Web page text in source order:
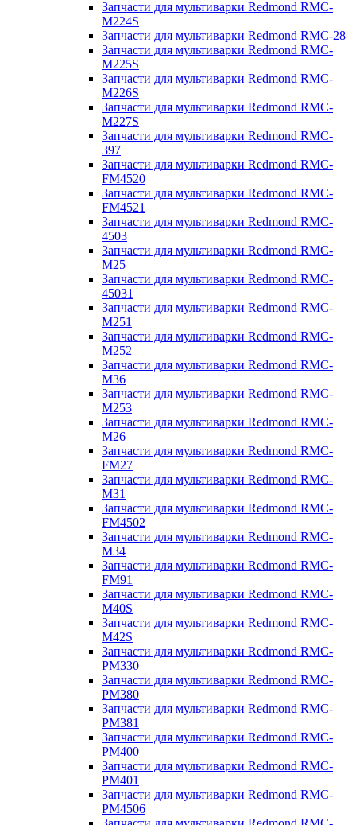
Запчасти для мультиварки Redmond RMC-
M224S
Запчасти для мультиварки Redmond RMC-28
Запчасти для мультиварки Redmond RMC-
M225S
Запчасти для мультиварки Redmond RMC-
M226S
Запчасти для мультиварки Redmond RMC-
M227S
Запчасти для мультиварки Redmond RMC-
397
Запчасти для мультиварки Redmond RMC-
FM4520
Запчасти для мультиварки Redmond RMC-
FM4521
Запчасти для мультиварки Redmond RMC-
4503
Запчасти для мультиварки Redmond RMC-
M25
Запчасти для мультиварки Redmond RMC-
45031
Запчасти для мультиварки Redmond RMC-
M251
Запчасти для мультиварки Redmond RMC-
M252
Запчасти для мультиварки Redmond RMC-
M36
Запчасти для мультиварки Redmond RMC-
M253
Запчасти для мультиварки Redmond RMC-
M26
Запчасти для мультиварки Redmond RMC-
FM27
Запчасти для мультиварки Redmond RMC-
M31
Запчасти для мультиварки Redmond RMC-
FM4502
Запчасти для мультиварки Redmond RMC-
M34
Запчасти для мультиварки Redmond RMC-
FM91
Запчасти для мультиварки Redmond RMC-
M40S
Запчасти для мультиварки Redmond RMC-
M42S
Запчасти для мультиварки Redmond RMC-
PM330
Запчасти для мультиварки Redmond RMC-
PM380
Запчасти для мультиварки Redmond RMC-
PM381
Запчасти для мультиварки Redmond RMC-
PM400
Запчасти для мультиварки Redmond RMC-
PM401
Запчасти для мультиварки Redmond RMC-
PM4506